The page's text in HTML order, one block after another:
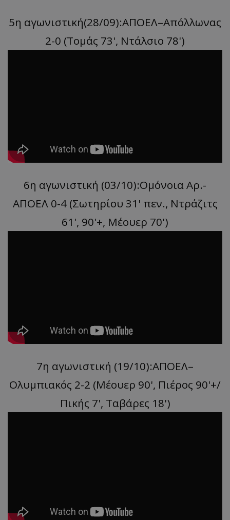
5η αγωνιστική(28/09):ΑΠΟΕΛ–Απόλλωνας
2-0 (Toμάς 73', Ντάλσιο 78')
6η αγωνιστική (03/10):Ομόνοια Αρ.-
ΑΠΟΕΛ 0-4 (Σωτηρίου 31' πεν., Ντράζιτς
61', 90'+, Mέουερ 70')
7η αγωνιστική (19/10):ΑΠΟΕΛ–
Ολυμπιακός 2-2 (Μέουερ 90', Πιέρος 90'+/
Πικής 7', Ταβάρες 18')